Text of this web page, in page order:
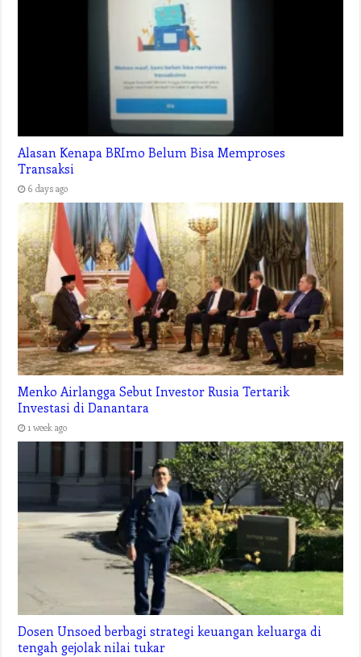
Alasan Kenapa BRImo Belum Bisa Memproses
Transaksi
6 days ago
Menko Airlangga Sebut Investor Rusia Tertarik
Investasi di Danantara
1 week ago
Dosen Unsoed berbagi strategi keuangan keluarga di
tengah gejolak nilai tukar